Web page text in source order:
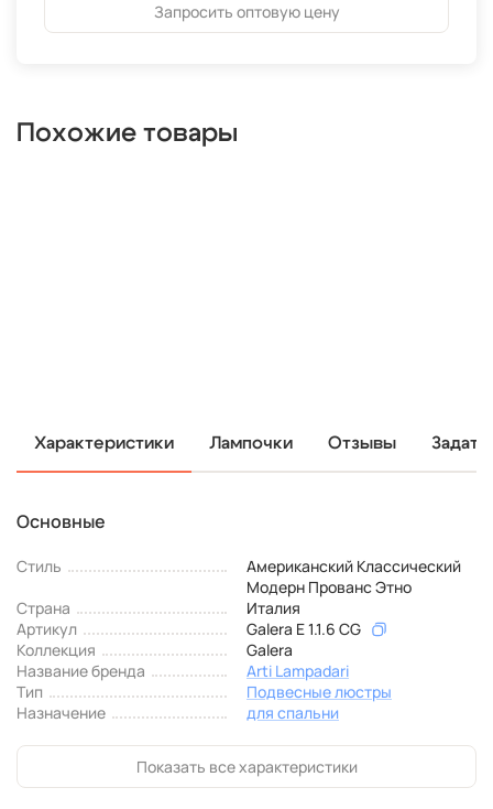
Запросить оптовую цену
Похожие товары
Характеристики Лампочки Отзывы
Основные
Стиль
Американский Классический
Модерн Прованс Этно
Страна
Италия
Артикул
Galera E 1.1.6 CG
Коллекция
Galera
Название бренда
Arti Lampadari
Тип
Подвесные люстры
Назначение
для спальни
Показать все характеристики